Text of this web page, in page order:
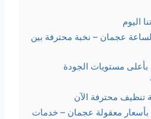
اليوم
عجمان – نخبة محترفة بين
بأعلى مستويات الجودة
تنظيف محترفة الآن
بأسعار معقولة عجمان – خدمات